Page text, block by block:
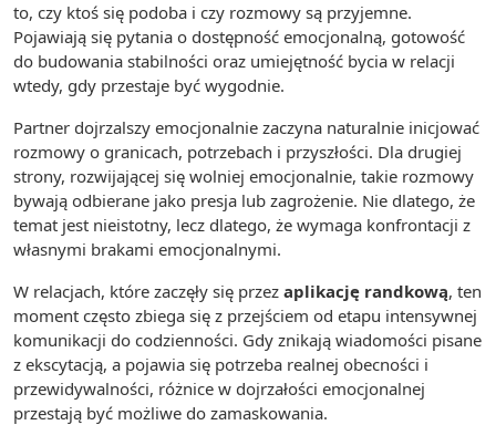
to, czy ktoś się podoba i czy rozmowy są przyjemne.
Pojawiają się pytania o dostępność emocjonalną, gotowość
do budowania stabilności oraz umiejętność bycia w relacji
wtedy, gdy przestaje być wygodnie.
Partner dojrzalszy emocjonalnie zaczyna naturalnie inicjować
rozmowy o granicach, potrzebach i przyszłości. Dla drugiej
strony, rozwijającej się wolniej emocjonalnie, takie rozmowy
bywają odbierane jako presja lub zagrożenie. Nie dlatego, że
temat jest nieistotny, lecz dlatego, że wymaga konfrontacji z
własnymi brakami emocjonalnymi.
W relacjach, które zaczęły się przez aplikację randkową, ten
moment często zbiega się z przejściem od etapu intensywnej
komunikacji do codzienności. Gdy znikają wiadomości pisane
z ekscytacją, a pojawia się potrzeba realnej obecności i
przewidywalności, różnice w dojrzałości emocjonalnej
przestają być możliwe do zamaskowania.